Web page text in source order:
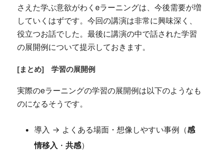
さえた学ぶ意欲がわくeラーニングは、今後需要が増
していくはずです。今回の講演は非常に興味深く、
役立つお話でした。最後に講演の中で話された学習
の展開例について提示しておきます。
[まとめ] 学習の展開例
実際のeラーニングの学習の展開例は以下のようなも
のになるそうです。
導入 → よくある場面・想像しやすい事例（感
情移入 ・ 共感）